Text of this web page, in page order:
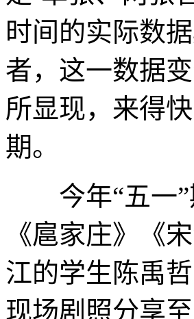
时间的实际数
者，这一数据
所显现，来得
期。
今年“五一”
《扈家庄》《
江的学生陈禹
现场剧照分享